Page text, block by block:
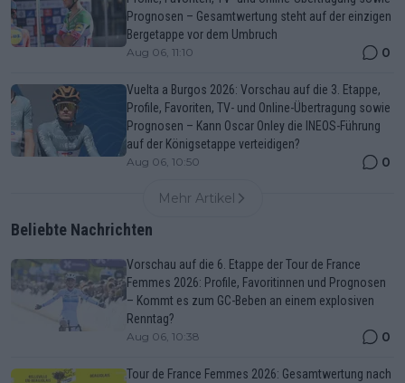
Prognosen – Gesamtwertung steht auf der einzigen
Bergetappe vor dem Umbruch
Aug 06, 11:10 0
Vuelta a Burgos 2026: Vorschau auf die 3. Etappe,
Profile, Favoriten, TV- und Online-Übertragung sowie
Prognosen – Kann Oscar Onley die INEOS-Führung
auf der Königsetappe verteidigen?
Aug 06, 10:50 0
Mehr Artikel
Beliebte Nachrichten
Vorschau auf die 6. Etappe der Tour de France
Femmes 2026: Profile, Favoritinnen und Prognosen
– Kommt es zum GC-Beben an einem explosiven
Renntag?
Aug 06, 10:38 0
Tour de France Femmes 2026: Gesamtwertung nach